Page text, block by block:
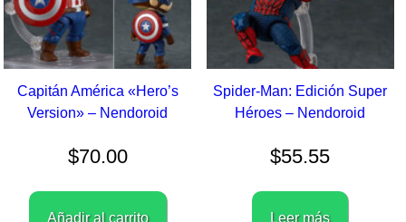
Capitán América «Hero’s
Version» – Nendoroid
$70.00
Añadir al carrito
Spider-Man: Edición Super
Héroes – Nendoroid
$55.55
Leer más